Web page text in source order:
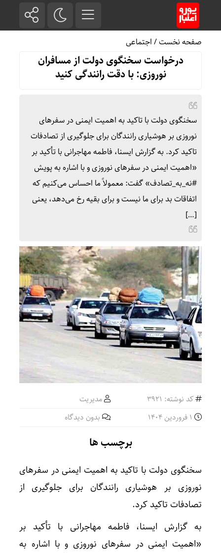
صفحه نخست/اجتماعی
درخواست سخنگوی دولت از مسافران
نوروزی: با دقت رانندگی کنید
سخنگوی دولت با تاکید به اهمیت ایمنی در سفرهای
نوروزی بر هوشیاری رانندگان برای جلوگیری از تصادفات
تاکید کرد. به گزارش ایسنا، فاطمه مهاجرانی با تأکید بر
«اهمیت ایمنی در سفرهای نوروزی و با اشاره به پویش
#نه_به_تصادف» گفت: معمولاً ما احساس می‌کنیم که
اتفاقات بد برای ما نیست و برای بقیه رخ می‌دهد، یعنی
[…]
کد نوشته: 3921
مدیریت
بدون دیدگاه
برچسب ها
سخنگوی دولت با تاکید به اهمیت ایمنی در سفرهای
نوروزی بر هوشیاری رانندگان برای جلوگیری از
تصادفات تاکید کرد.
به گزارش ایسنا، فاطمه مهاجرانی با تأکید بر
«اهمیت ایمنی در سفرهای نوروزی و با اشاره به